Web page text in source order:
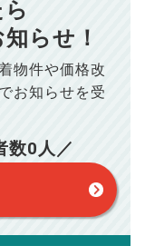
円
円
算しています。
ております。
金利が変わらない設
を保証するものでは
かなる損害について
得税が発生する
などにご確認く
、手残り金額を
っ越し費用、住
ておりませんの
）
らせ！
物件や価格改
お知らせを受
数0 人／